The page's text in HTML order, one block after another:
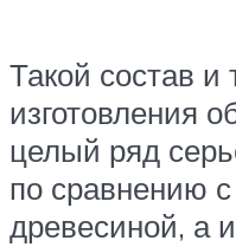
Такой состав и
изготовления
целый ряд
по сравнению
древесиной, а